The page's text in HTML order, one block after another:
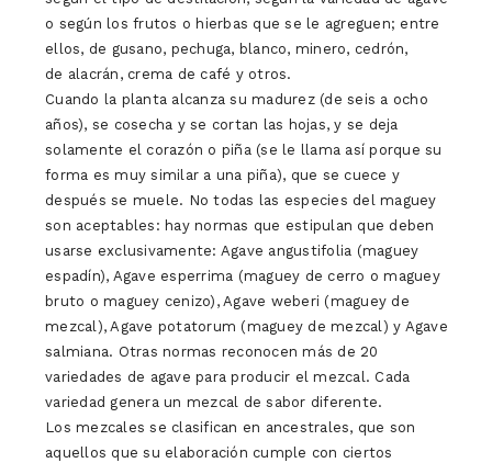
o según los frutos o hierbas que se le agreguen; entre
ellos, de gusano, pechuga, blanco, minero, cedrón,
de alacrán, crema de café y otros.
Cuando la planta alcanza su madurez (de seis a ocho
años), se cosecha y se cortan las hojas, y se deja
solamente el corazón o piña (se le llama así porque su
forma es muy similar a una piña), que se cuece y
después se muele. No todas las especies del maguey
son aceptables: hay normas que estipulan que deben
usarse exclusivamente: Agave angustifolia (maguey
espadín), Agave esperrima (maguey de cerro o maguey
bruto o maguey cenizo), Agave weberi (maguey de
mezcal), Agave potatorum (maguey de mezcal) y Agave
salmiana. Otras normas reconocen más de 20
variedades de agave para producir el mezcal. Cada
variedad genera un mezcal de sabor diferente.
Los mezcales se clasifican en ancestrales, que son
aquellos que su elaboración cumple con ciertos